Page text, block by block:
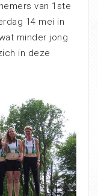
van 1ste
14 mei in
minder jong
in deze